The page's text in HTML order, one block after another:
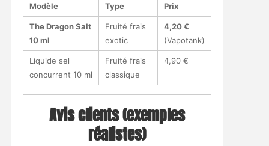
Modèle Type Prix
The Dragon Salt
10 ml
Fruité frais
exotic
4,20 €
(Vapotank)
Liquide sel
concurrent 10 ml
Fruité frais
classique
4,90 €
Avis clients (exemples
réalistes)